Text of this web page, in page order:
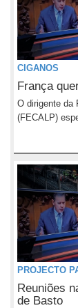
CIGANOS
França
O dirigente da
(FECALP)
PROJECTO
Reuniões
de Basto